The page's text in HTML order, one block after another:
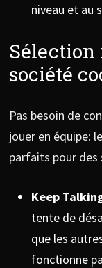
niveau et au
Sélection
société
Pas besoin de
jouer en équipe:
parfaits pour des
Keep
tente de
que les
fonctionne